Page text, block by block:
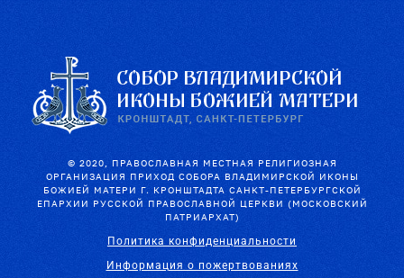
© 2020, ПРАВОСЛАВНАЯ МЕСТНАЯ РЕЛИГИОЗНАЯ
ОРГАНИЗАЦИЯ ПРИХОД СОБОРА ВЛАДИМИРСКОЙ ИКОНЫ
БОЖИЕЙ МАТЕРИ Г. КРОНШТАДТА САНКТ-ПЕТЕРБУРГСКОЙ
ЕПАРХИИ РУССКОЙ ПРАВОСЛАВНОЙ ЦЕРКВИ (МОСКОВСКИЙ
ПАТРИАРХАТ)
Политика конфиденциальности
Информация о пожертвованиях